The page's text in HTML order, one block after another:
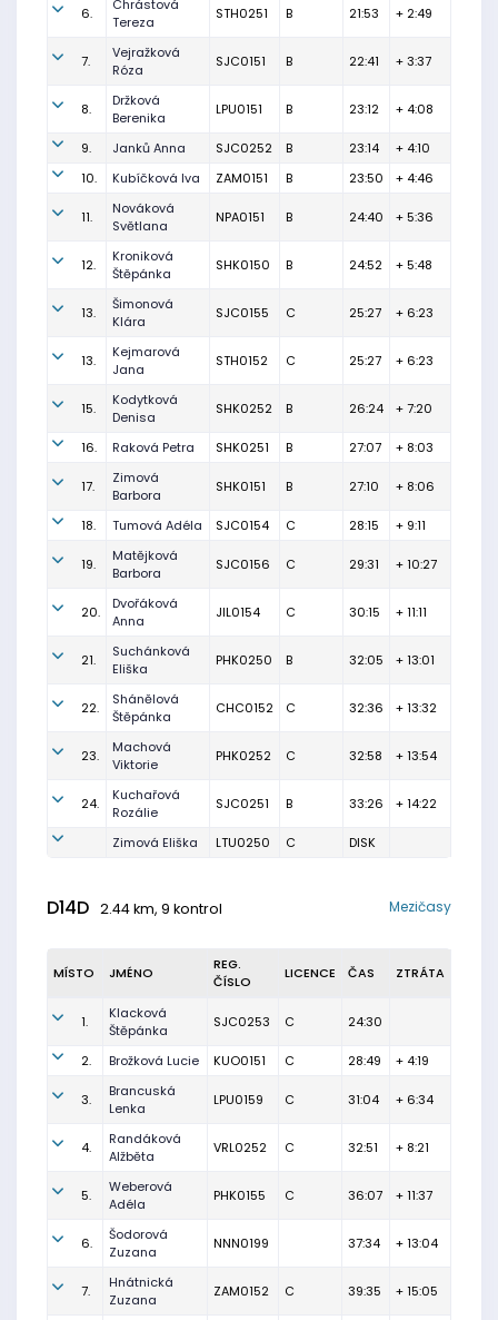
6.
Chrástová
Tereza
STH0251 B 21:53 + 2:49
7.
Vejražková
Róza
SJC0151 B 22:41 + 3:37
8.
Držková
Berenika
LPU0151 B 23:12 + 4:08
9. Janků Anna SJC0252 B 23:14
+ 4:10
10.
Kubíčková Iva ZAM0151 B 23:50 + 4:46
11.
Nováková
Světlana
NPA0151 B 24:40 + 5:36
12.
Kroniková
Štěpánka
SHK0150 B 24:52 + 5:48
13.
Šimonová
Klára
SJC0155 C 25:27 + 6:23
13.
Kejmarová
Jana
STH0152 C 25:27 + 6:23
15.
Kodytková
Denisa
SHK0252 B 26:24 + 7:20
16. Raková Petra SHK0251 B 27:07 + 8:03
17.
Zimová
Barbora
SHK0151 B 27:10 + 8:06
18. Tumová Adéla SJC0154 C 28:15 + 9:11
19.
Matějková
Barbora
SJC0156 C 29:31 + 10:27
20.
Dvořáková
Anna
JIL0154 C 30:15 + 11:11
21.
Suchánková
Eliška
PHK0250 B 32:05 + 13:01
22.
Shánělová
Štěpánka
CHC0152 C 32:36 + 13:32
23.
Machová
Viktorie
PHK0252 C 32:58 + 13:54
24.
Kuchařová
Rozálie
SJC0251 B 33:26 + 14:22
Zimová Eliška LTU0250 C DISK
D14D 2.44 km, 9 kontrol Mezičasy
MÍSTO JMÉNO
REG.
ČÍSLO
LICENCE ČAS ZTRÁTA
1.
Klacková
Štěpánka
SJC0253 C 24:30
2. Brožková Lucie KUO0151 C 28:49 + 4:19
3.
Brancuská
Lenka
LPU0159 C 31:04 + 6:34
4.
Randáková
Alžběta
VRL0252 C 32:51 + 8:21
5.
Weberová
Adéla
PHK0155 C 36:07 + 11:37
6.
Šodorová
Zuzana
NNN0199 37:34 + 13:04
7.
Hnátnická
Zuzana
ZAM0152 C 39:35 + 15:05